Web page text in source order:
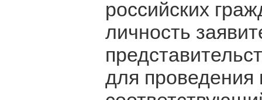
российских
личность
для проведения